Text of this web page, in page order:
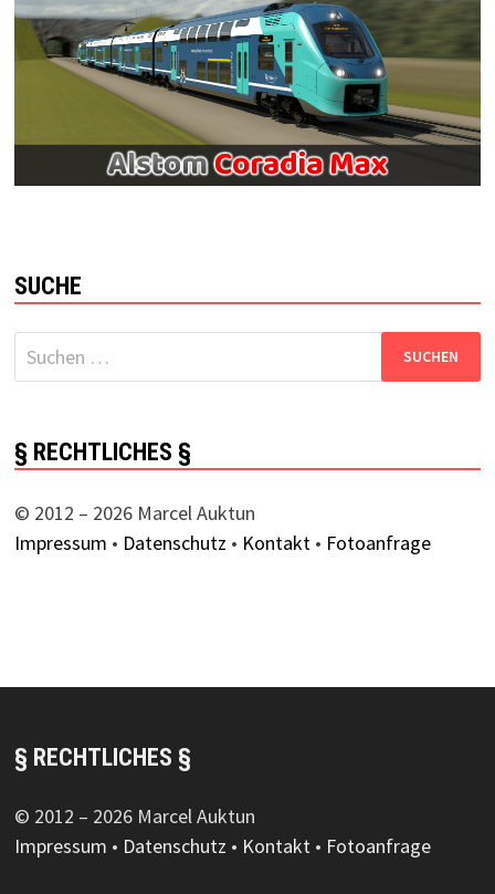
SUCHE
Suchen
nach:
§ RECHTLICHES §
© 2012 – 2026 Marcel Auktun
Impressum • Datenschutz • Kontakt• Fotoanfrage
§ RECHTLICHES §
© 2012 – 2026 Marcel Auktun
Impressum • Datenschutz • Kontakt• Fotoanfrage